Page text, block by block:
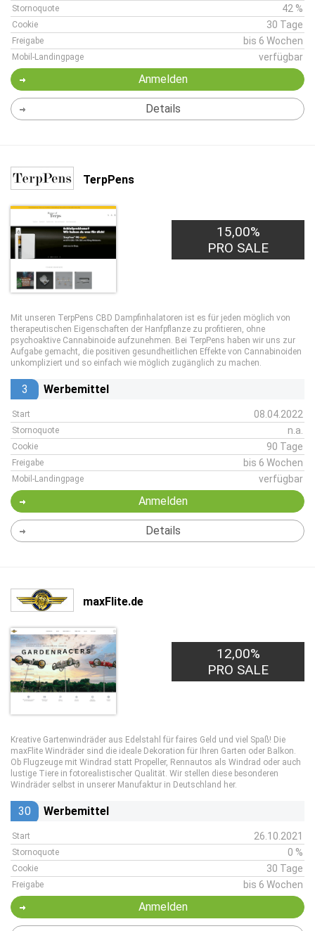
Stornoquote 42 %
Cookie 30 Tage
Freigabe bis 6 Wochen
Mobil-Landingpage verfügbar
Anmelden
Details
TerpPens
15,00%
PRO SALE
Mit unseren TerpPens CBD Dampfinhalatoren ist es für jeden möglich von
therapeutischen Eigenschaften der Hanfpflanze zu profitieren, ohne
psychoaktive Cannabinoide aufzunehmen. Bei TerpPens haben wir uns zur
Aufgabe gemacht, die positiven gesundheitlichen Effekte von Cannabinoiden
unkompliziert und so einfach wie möglich zugänglich zu machen.
3 Werbemittel
Start 08.04.2022
Stornoquote n.a.
Cookie 90 Tage
Freigabe bis 6 Wochen
Mobil-Landingpage verfügbar
Anmelden
Details
maxFlite.de
12,00%
PRO SALE
Kreative Gartenwindräder aus Edelstahl für faires Geld und viel Spaß! Die
maxFlite Windräder sind die ideale Dekoration für Ihren Garten oder Balkon.
Ob Flugzeuge mit Windrad statt Propeller, Rennautos als Windrad oder auch
lustige Tiere in fotorealistischer Qualität. Wir stellen diese besonderen
Windräder selbst in unserer Manufaktur in Deutschland her.
30 Werbemittel
Start 26.10.2021
Stornoquote 0 %
Cookie 30 Tage
Freigabe bis 6 Wochen
Anmelden